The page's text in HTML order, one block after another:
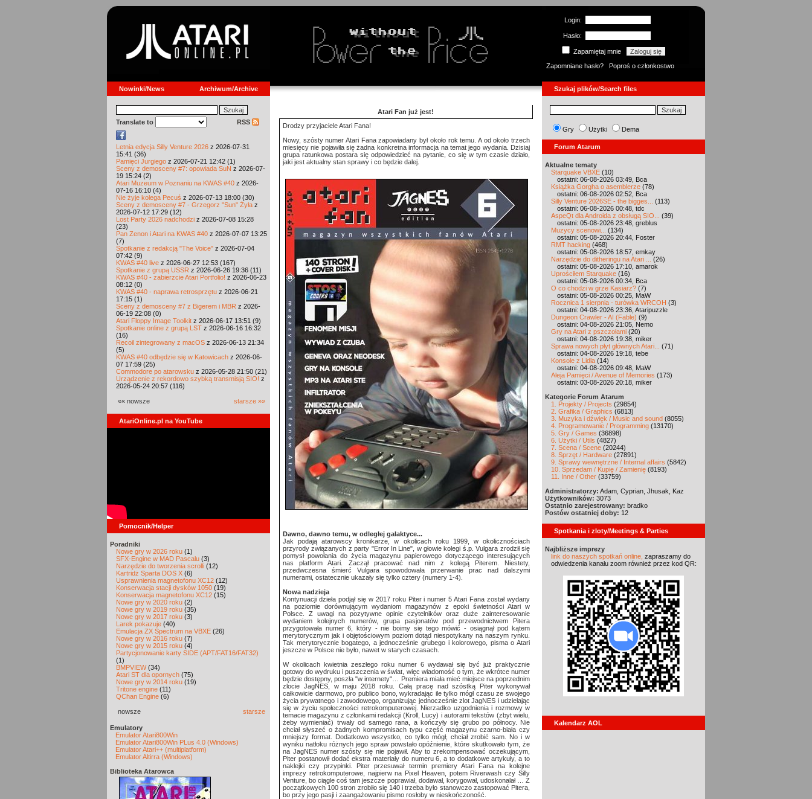
Login:
Hasło:
Zapamiętaj mnie
Zapomniane hasło?
Poproś o członkostwo
Nowinki/News Archiwum/Archive Szukaj plików/Search files
Translate to RSS
Letnia edycja Silly Venture 2026 z 2026-07-31
15:41 (36)
Pamięci Jurgiego z 2026-07-21 12:42 (1)
Sceny z demosceny #7: opowiada SuN z 2026-07-
19 15:24 (2)
Atari Muzeum w Poznaniu na KWAS #40 z 2026-
07-16 16:10 (4)
Nie żyje kolega Pecuś z 2026-07-13 18:00 (30)
Sceny z demosceny #7 - Grzegorz "Sun" Żyła z
2026-07-12 17:29 (12)
Lost Party 2026 nadchodzi z 2026-07-08 15:28
(23)
Pan Zenon i Atari na KWAS #40 z 2026-07-07 13:25
(7)
Spotkanie z redakcją "The Voice" z 2026-07-04
07:42 (9)
KWAS #40 live z 2026-06-27 12:53 (167)
Spotkanie z grupą USSR z 2026-06-26 19:36 (11)
KWAS #40 - zabierzcie Atari Portfolio! z 2026-06-23
08:12 (0)
KWAS #40 - naprawa retrosprzętu z 2026-06-21
17:15 (1)
Sceny z demosceny #7 z Bigerem i MBR z 2026-
06-19 22:08 (0)
Atari Floppy Image Toolkit z 2026-06-17 13:51 (9)
Spotkanie online z grupą LST z 2026-06-16 16:32
(16)
Recoil zintegrowany z macOS z 2026-06-13 21:34
(5)
KWAS #40 odbędzie się w Katowicach z 2026-06-
07 17:59 (25)
Commodore po atarowsku z 2026-05-28 21:50 (21)
Urządzenie z rekordowo szybką transmisją SIO! z
2026-05-24 20:57 (116)
«« nowsze starsze »»
AtariOnline.pl na YouTube
Pomocnik/Helper
Poradniki
Nowe gry w 2026 roku (1)
SFX-Engine w MAD Pascalu (3)
Narzędzie do tworzenia scrolli (12)
Kartridż Sparta DOS X (6)
Usprawnienia magnetofonu XC12 (12)
Konserwacja stacji dysków 1050 (19)
Konserwacja magnetofonu XC12 (15)
Nowe gry w 2020 roku (2)
Nowe gry w 2019 roku (35)
Nowe gry w 2017 roku (3)
Larek pokazuje (40)
Emulacja ZX Spectrum na VBXE (26)
Nowe gry w 2016 roku (7)
Nowe gry w 2015 roku (4)
Partycjonowanie karty SIDE (APT/FAT16/FAT32)
(1)
BMPVIEW(34)
Atari ST dla opornych (75)
Nowe gry w 2014 roku (19)
Tritone engine (11)
QChan Engine (6)
nowsze starsze
Emulatory
Emulator Atari800Win
Emulator Atari800Win PLus 4.0 (Windows)
Emulator Atari++ (multiplatform)
Emulator Altirra (Windows)
Biblioteka Atarowca
Atari Fan już jest!
Drodzy przyjaciele Atari Fana!
Nowy, szósty numer Atari Fana zapowiadany był około rok temu. A od około trzech
miesięcy nie pojawiła się żadna konkretna informacja na temat jego wydania. Dzisiaj
grupa ratunkowa postara się odpowiedzieć na pytanie, co się w tym czasie działo,
jaki jest aktualny stan sprawy i co będzie dalej.
Dawno, dawno temu, w odległej galaktyce...
Jak podają atarowscy kronikarze, w okolicach roku 1999, w okolicznościach
przyrody związanych z party "Error In Line", w głowie kolegi ś.p. Vulgara zrodził się
pomysł powołania do życia magazynu papierowego dotyczącego interesujących
nas platform Atari. Zaczął pracować nad nim z kolegą Piterem. Niestety,
przedwczesna śmierć Vulgara spowodowała przerwanie prac nad dalszymi
numerami, ostatecznie ukazały się tylko cztery (numery 1-4).
Nowa nadzieja
Kontynuacji dzieła podjął się w 2017 roku Piter i numer 5 Atari Fana został wydany
na poziomie dorównującym wydaniom magazynów z epoki świetności Atari w
Polsce. Z uwagi na pozytywne opinie czytelników oraz duże zainteresowanie
wydaniem kolejnych numerów, grupa pasjonatów pod przewodnictwem Pitera
przygotowała numer 6, który - nie boimy się tego mówić - osiągnął pod kątem
merytorycznym jak i objętościowym poziom dotąd niespotykany na naszym rynku.
Tak merytorycznie bogatego, a jednocześnie grubego i kolorowego, pisma o Atari
jeszcze w Polsce nie było, nawet w starych czasach.
W okolicach kwietnia zeszłego roku numer 6 wydawał się być już praktycznie
gotowy do wydruku i puszczenia w świat, więc wiadomość o tym, że wkrótce numer
będzie dostępny, poszła "w internety"… Premiera miała mieć miejsce na poprzednim
zlocie JagNES, w maju 2018 roku. Całą pracę nad szóstką Piter wykonywał
całkowicie darmowo, pro publico bono, wykradając ile tylko mógł czasu ze swojego
życia prywatnego i zawodowego, organizując jednocześnie zlot JagNES i udzielając
się w życiu społeczności retrokomputerowej. Nierzadko uzgodnienia i rozmowy w
temacie magazynu z członkami redakcji (Kroll, Lucy) i autorami tekstów (zbyt wielu,
żeby wymieniać) trwały od samego rana, a kończyły się grubo po północy. Nie
chciał słyszeć o żadnych kompromisach typu część magazynu czarno-biała czy
mniejszy format. Dodatkowo wszystko, co tylko mógł, chciał zrobić sam. No i w
wyniku natłoku różnych jego spraw powstało opóźnienie, które skutkowało tym, że
na JagNES numer szósty się nie pojawił. Aby to zrekompensować oczekującym,
Piter postanowił dodać ekstra materiały do numeru 6, a to dodatkowe artykuły, a to
naklejki czy przypinki. Piter przesuwał termin premiery Atari Fana na kolejne
imprezy retrokomputerowe, najpierw na Pixel Heaven, potem Riverwash czy Silly
Venture, bo ciągle coś tam jeszcze poprawiał, dodawał, korygował, udoskonalał … Z
początkowych 100 stron zrobiło się 140 i trzeba było stanowczo zastopować Pitera,
bo przy jego pasji i zaangażowaniu pismo rosłoby w nieskończoność.
Gry Użytki Dema
Forum Atarum
Aktualne tematy
Starquake VBXE (10)
ostatni: 06-08-2026 03:49, Bca
Książka Gorgha o asemblerze (78)
ostatni: 06-08-2026 02:52, Bca
Silly Venture 2026SE - the bigges...
(113)
ostatni: 06-08-2026 00:48, tdc
AspeQt dla Androida z obsługą SIO...
(39)
ostatni: 05-08-2026 23:48, greblus
Muzycy scenowi...
(134)
ostatni: 05-08-2026 20:44, Foster
RMT hacking (468)
ostatni: 05-08-2026 18:57, emkay
Narzędzie do ditheringu na Atari ...
(26)
ostatni: 05-08-2026 17:10, amarok
Uprościłem Starquake (16)
ostatni: 05-08-2026 00:34, Bca
O co chodzi w grze Kasiarz? (7)
ostatni: 05-08-2026 00:25, MaW
Rocznica 1 sierpnia - turówka WRCOH (3)
ostatni: 04-08-2026 23:36, Ataripuzzle
Dungeon Crawler - AI (Fable) (9)
ostatni: 04-08-2026 21:05, Nemo
Gry na Atari z pszczołami (20)
ostatni: 04-08-2026 19:38, miker
Sprawa nowych płyt głównych Atari...
(71)
ostatni: 04-08-2026 19:18, tebe
Konsole z Lidla (14)
ostatni: 04-08-2026 09:48, MaW
Aleja Pamięci / Avenue of Memories (173)
ostatni: 03-08-2026 20:18, miker
Kategorie Forum Atarum
1. Projekty / Projects (29854)
2. Grafika / Graphics (6813)
3. Muzyka i dźwięk / Music and sound (8055)
4. Programowanie / Programming (13170)
5. Gry / Games (36898)
6. Użytki / Utils (4827)
7. Scena / Scene (20244)
8. Sprzęt / Hardware (27891)
9. Sprawy wewnętrzne / Internal affairs (5842)
10. Sprzedam / Kupię / Zamienię (8193)
11. Inne / Other (33759)
Administratorzy: Adam, Cyprian, Jhusak, Kaz
Użytkowników: 3073
Ostatnio zarejestrowany: bradko
Postów ostatniej doby: 12
Spotkania i zloty/Meetings & Parties
Najbliższe imprezy
link do naszych spotkań online, zapraszamy do
odwiedzenia kanału zoom również przez kod QR:
Kalendarz AOL